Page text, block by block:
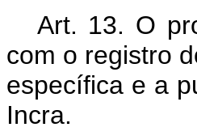
Art. 13. O
com o registro
específica e a
Incra.